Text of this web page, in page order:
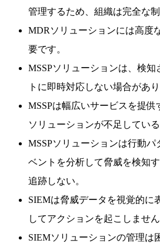
管理するため、組織は完全な
MDRソリューションには高度
要です。
MSSPソリューションは、検
トに即時対応しない場合があり
MSSPは幅広いサービスを提
ソリューションが不足している
MSSPソリューションは行動パ
ベントを分析して脅威を検知
追跡しない。
SIEMは脅威データを視覚的に
してアクションを起こしません
SIEMソリューションの管理は